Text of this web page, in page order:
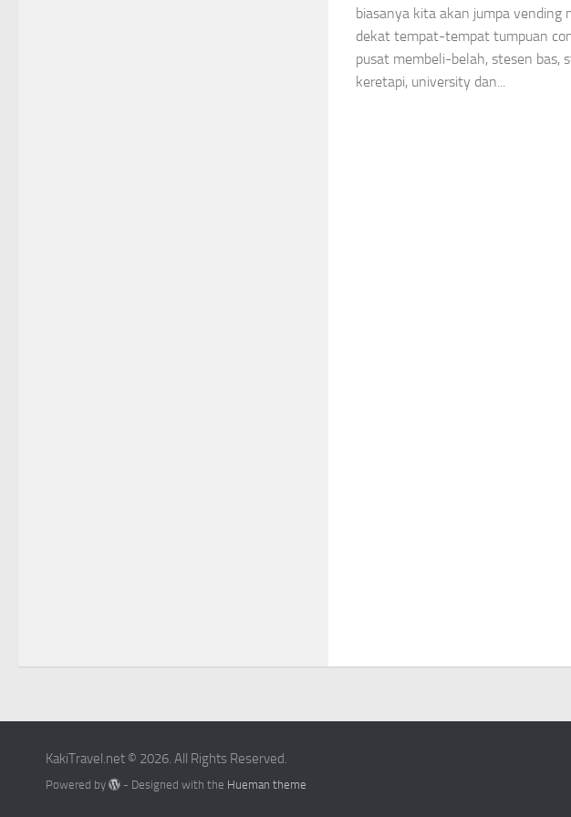
biasanya kita akan jumpa vending
dekat tempat-tempat tumpuan
pusat membeli-belah, stesen bas,
keretapi, university dan...
KakiTravel.net © 2026. All Rights Reserved.
Powered by - Designed with the Hueman theme